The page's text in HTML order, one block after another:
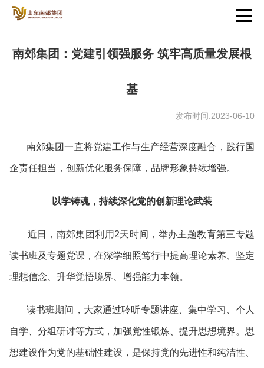
南郊集团：党建引领强服务 筑牢高质量发展根
基
发布时间:2023-06-10
南郊集团一直将党建工作与生产经营深度融合，践行国
企责任担当，创新优化服务保障，品牌形象持续增强。
以学铸魂，持续深化党的创新理论武装
近日，南郊集团利用2天时间，举办主题教育第三专题
读书班及专题党课，在深学细照笃行中提高理论素养、坚定
理想信念、升华觉悟境界、增强能力本领。
读书班期间，大家通过聆听专题讲座、集中学习、个人
自学、分组研讨等方式，加强党性锻炼、提升思想境界。思
想建设作为党的基础性建设，是保持党的先进性和纯洁性、